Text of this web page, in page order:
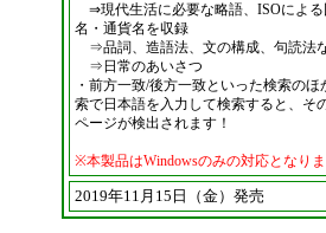
⇒現代生活に必要な略語、ISOによ
名・通貨名を収録
⇒品詞、造語法、文の構成、句読法
⇒日常のあいさつ
・前方一致/後方一致といった検索の
索で日本語を入力して検索すると、そ
ページが検出されます！
※本製品はWindowsのみの対応となり
2019年11月15日（金）発売